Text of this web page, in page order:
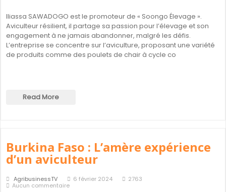
Iliassa SAWADOGO est le promoteur de « Soongo Élevage ».
Aviculteur résilient, il partage sa passion pour l’élevage et son
engagement à ne jamais abandonner, malgré les défis.
L’entreprise se concentre sur l’aviculture, proposant une variété
de produits comme des poulets de chair à cycle co
Read More
Burkina Faso : L’amère expérience
d’un aviculteur
AgribusinessTV 6 février 2024
2763
Aucun commentaire